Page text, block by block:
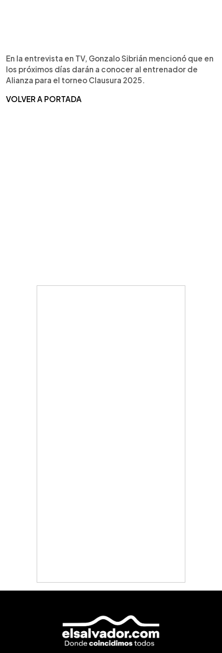
En la entrevista en TV, Gonzalo Sibrián mencionó que en
los próximos días darán a conocer al entrenador de
Alianza para el torneo Clausura 2025.
VOLVER A PORTADA